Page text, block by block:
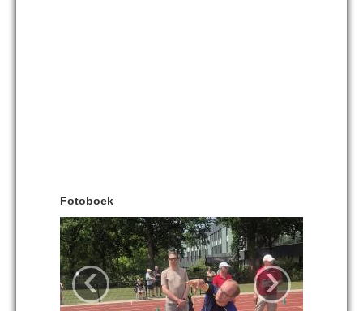
Fotoboek
‹ ›